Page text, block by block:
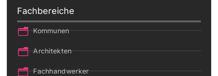
Fachbereiche
Kommunen
Architekten
Fachhandwerker